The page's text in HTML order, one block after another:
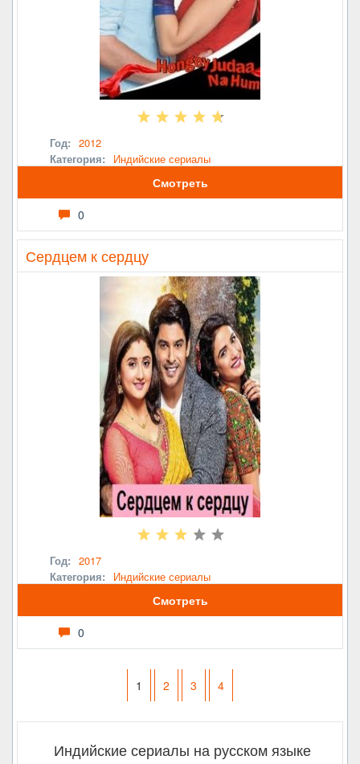
Год: 2012
Категория:
Индийские сериалы
Смотреть
0
Сердцем к сердцу
Год: 2017
Категория:
Индийские сериалы
Смотреть
0
1 2 3 4
Индийские сериалы на русском языке